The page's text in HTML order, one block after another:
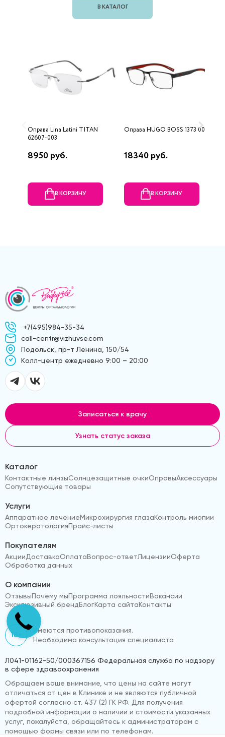
В КАТАЛОГ
Оправа Lina Latini TITAN
62607-003
8950 руб.
В КОРЗИНУ
Оправа HUGO BOSS 1373 003
18340 руб.
В КОРЗИНУ
+7(495)984-35-34
call-centr@vizhuvse.com
Подольск, пр-т Ленина, 150/54
Kолл-центр ежедневно 9:00 – 20:00
Записаться к врачу
Узнать статус заказа
Каталог
Контактные линзыСолнцезащитные очкиОправыАксессуары
Сопутствующие товары
Услуги
Аппаратное лечениеМикрохирургия глазаКонтроль миопии
ОртокератологияПрайс-листы
Покупателям
АкцииДоставкаОплатаВопрос-ответЛицензииОферта
Обработка данных
О компании
ОтзывыПочему мыПрограмма лояльностиВакансии
Эксклюзивный брендБлогКарта сайтаКонтакты
18+
Имеются противопоказания.
Необходима консультация специалиста
Л041-01162-50/000367156 Федеральная служба по надзору
в сфере здравоохранения
Обращаем ваше внимание, что цены на сайте могут
отличаться от цен в Клинике и не являются публичной
офертой согласно ст. 437 (2) ГК РФ. Для получения
подробной информации о наличии и стоимости указанных
услуг, пожалуйста, обращайтесь к администраторам с
помощью формы связи или по телефонам.